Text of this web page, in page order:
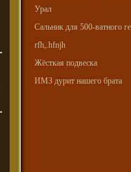
Урал
Сальник для 500-ватного
rfh,.hfnjh
Жёсткая подвеска
ИМЗ дурит нашего брата